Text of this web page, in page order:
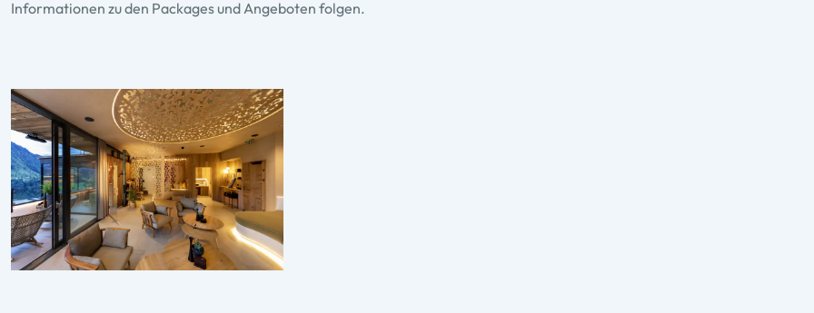
Informationen zu den Packages und Angeboten folgen.